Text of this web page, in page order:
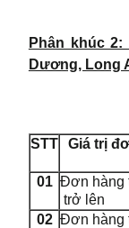
Phân khúc
Dương, Long
STT Giá trị
01 Đơn hàng
trở lên
02 Đơn hàng